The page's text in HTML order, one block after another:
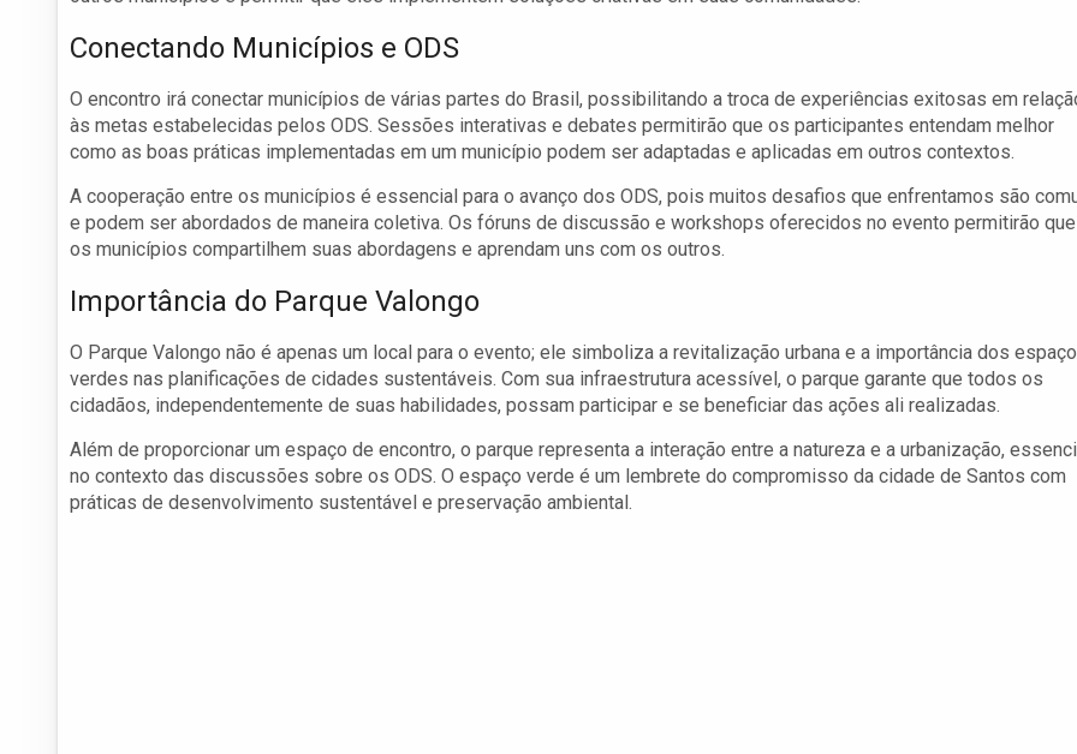
Conectando Municípios e ODS
O encontro irá conectar municípios de várias partes do Brasil, possibilitando a troca de experiências exitosas em
às metas estabelecidas pelos ODS. Sessões interativas e debates permitirão que os participantes entendam melhor
como as boas práticas implementadas em um município podem ser adaptadas e aplicadas em outros contextos.
A cooperação entre os municípios é essencial para o avanço dos ODS, pois muitos desafios que enfrentamos são
e podem ser abordados de maneira coletiva. Os fóruns de discussão e workshops oferecidos no evento permitirão que
os municípios compartilhem suas abordagens e aprendam uns com os outros.
Importância do Parque Valongo
O Parque Valongo não é apenas um local para o evento; ele simboliza a revitalização urbana e a importância dos
verdes nas planificações de cidades sustentáveis. Com sua infraestrutura acessível, o parque garante que todos os
cidadãos, independentemente de suas habilidades, possam participar e se beneficiar das ações ali realizadas.
Além de proporcionar um espaço de encontro, o parque representa a interação entre a natureza e a urbanização,
no contexto das discussões sobre os ODS. O espaço verde é um lembrete do compromisso da cidade de Santos com
práticas de desenvolvimento sustentável e preservação ambiental.